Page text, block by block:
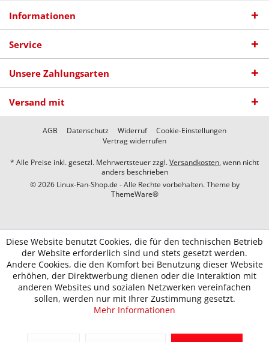
Informationen
Service
Unsere Zahlungsarten
Versand mit
AGB Datenschutz Widerruf
Cookie-Einstellungen
Vertrag widerrufen
* Alle Preise inkl. gesetzl. Mehrwertsteuer zzgl.Versandkosten, wenn nicht
anders beschrieben
© 2026 Linux-Fan-Shop.de - Alle Rechte vorbehalten. Theme by
ThemeWare®
Diese Website benutzt Cookies, die für den technischen Betrieb
der Website erforderlich sind und stets gesetzt werden.
Andere Cookies, die den Komfort bei Benutzung dieser Website
erhöhen, der Direktwerbung dienen oder die Interaktion mit
anderen Websites und sozialen Netzwerken vereinfachen
sollen, werden nur mit Ihrer Zustimmung gesetzt.
Mehr Informationen